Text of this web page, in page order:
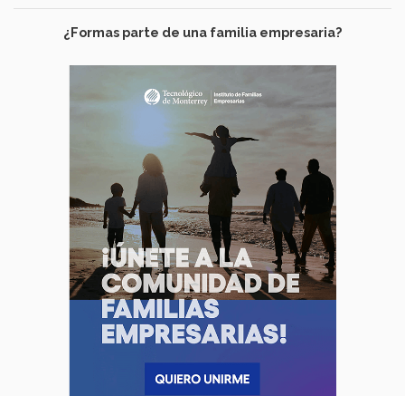
¿Formas parte de una familia empresaria?